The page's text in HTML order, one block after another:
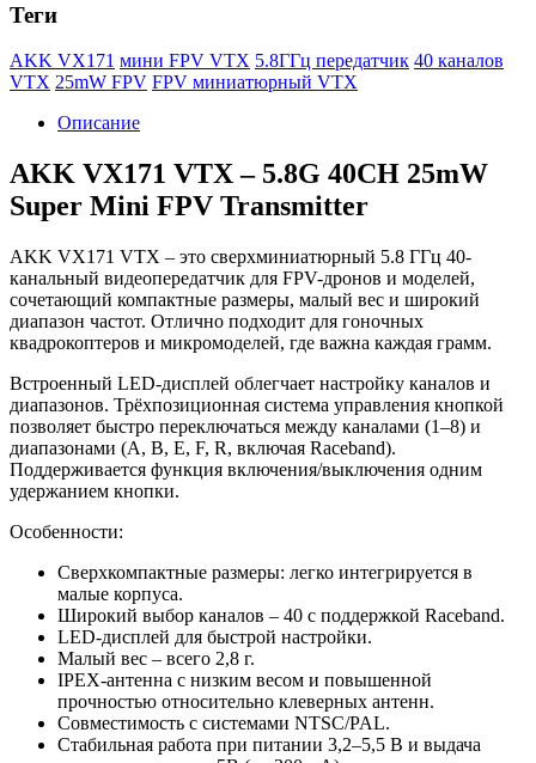
Теги
AKK VX171 мини FPV VTX 5.8ГГц передатчик 40 каналов
VTX 25mW FPV FPV миниатюрный VTX
Описание
AKK VX171 VTX – 5.8G 40CH 25mW
Super Mini FPV Transmitter
AKK VX171 VTX – это сверхминиатюрный 5.8 ГГц 40-
канальный видеопередатчик для FPV-дронов и моделей,
сочетающий компактные размеры, малый вес и широкий
диапазон частот. Отлично подходит для гоночных
квадрокоптеров и микромоделей, где важна каждая грамм.
Встроенный LED-дисплей облегчает настройку каналов и
диапазонов. Трёхпозиционная система управления кнопкой
позволяет быстро переключаться между каналами (1–8) и
диапазонами (A, B, E, F, R, включая Raceband).
Поддерживается функция включения/выключения одним
удержанием кнопки.
Особенности:
Сверхкомпактные размеры: легко интегрируется в
малые корпуса.
Широкий выбор каналов – 40 с поддержкой Raceband.
LED-дисплей для быстрой настройки.
Малый вес – всего 2,8 г.
IPEX-антенна с низким весом и повышенной
прочностью относительно клеверных антенн.
Совместимость с системами NTSC/PAL.
Стабильная работа при питании 3,2–5,5 В и выдача